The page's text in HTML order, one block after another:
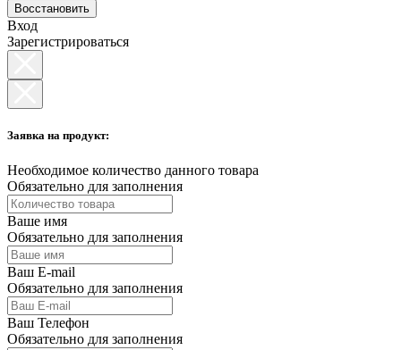
Восстановить
Вход
Зарегистрироваться
Заявка на продукт:
Необходимое количество данного товара
Обязательно для заполнения
Ваше имя
Обязательно для заполнения
Ваш E-mail
Обязательно для заполнения
Ваш Телефон
Обязательно для заполнения